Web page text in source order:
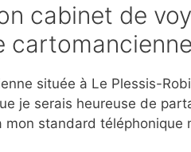
cabinet de
située à Le Plessis-
je serais heureuse de
mon standard